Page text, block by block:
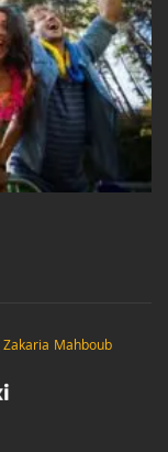
Zakaria Mahboub